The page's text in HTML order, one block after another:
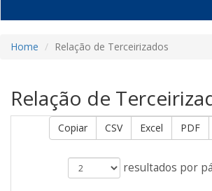
Home Relação de Terceirizados
Relação de
Copiar CSV Excel PDF
resultados por